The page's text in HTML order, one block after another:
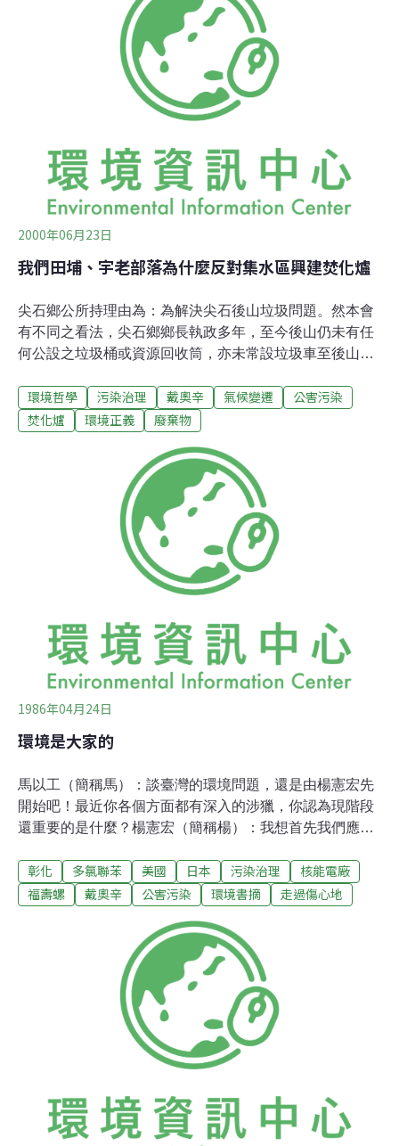
沒有人講起過。」傅錦桂是土生土長的美濃人，五十歲的
他僅有初中教育程度，有關焚化爐的「科技」對他來講有
些艱深，至少，他知道不按規定操作機械可能會有危險。
「我有問上面，但他們叫我別管那麼多，管自己的事就
好。」他說。傅錦桂沒有就這樣被打發，他拍照蒐証向有
關單位檢舉。結果，焚化爐廠方被罰了十萬元，他也丟了
化爐的日處理量是一百一十噸。類似的小型焚化爐在全台
灣超過一百個，其中三十八座是登記可處理醫療廢棄物。
2000年06月23日
我們田埔、宇老部落為什麼反對集水區興建焚化爐
尖石鄉公所持理由為：為解決尖石後山垃圾問題。然本會
有不同之看法，尖石鄉鄉長執政多年，至今後山仍未有任
何公設之垃圾桶或資源回收筒，亦未常設垃圾車至後山各
而鄉公所失職在先卻又倒果為因，欲以該事實作為焚化爐
興建之理由，並以焚化爐作為解決垃圾問題之唯一方案，
及溝通，本會在此深表遺憾。據瞭解鄉長曾向幾位居民代
表表示，興建焚化爐可以增加地方就業機會，然，事實
上，除了硬體建設興建過程中，短期的工作外，小型焚化
爐是無法增加就業機會的。且焚化爐內的工作人員，往往
是第一線戴奧辛毒物的受害者。小型焚化爐高產量的戴奧
辛致癌毒物，更可能使外勞增多，原住民賴以為生的唯一
生路-農業及農產品的出路受阻，而導致無法彌補的損失，
食物鏈進入人體，造成消費者健康的隱形殺手，作為一群
環境哲學 污染治理 戴奧辛 氣候變遷
公害污染
焚化爐
環境正義 廢棄物
1986年04月24日
環境是大家的
馬以工（簡稱馬）：談臺灣的環境問題，還是由楊憲宏先
開始吧！最近你各個方面都有深入的涉獵，你認為現階段
還重要的是什麼？楊憲宏（簡稱楊）：我想首先我們應該
一塊訊息，他們或許不太理解這標的環境內自然生態是什
麼？整個有關生態的大理論，我們幾乎不去談它，總以為
我們反省「我們在做什麼？為什麼要這樣做？」的時候
了！臺灣到底站在什麼樣的國際地位？我們先關心臺灣這
個地方，從這個方向找個題目來做，那麼，我們關心的焦
點，環境顯然是很好的題目。也許從這個方向，在實際的
觀點上，會使我們的工作能具體的落實下來。馬：我想你
提到的問題，最主要還是環境運動的問題，其中，有一部
分是屬於「自發」要求自救的問題，例如發生毒害，如多
份子從海外移植來的，移植一種時尚，一種潮流，這種潮
彰化 多氯聯苯 美國 日本 污染治理
核能電廠
福壽螺
戴奧辛 公害污染 環境書摘 走過傷心地